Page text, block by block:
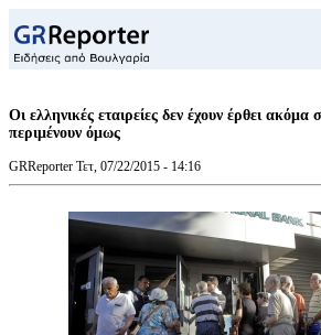
Οι ελληνικές εταιρείες δεν έχουν έρθει ακόμα
περιμένουν όμως
GRReporter Τετ, 07/22/2015 - 14:16